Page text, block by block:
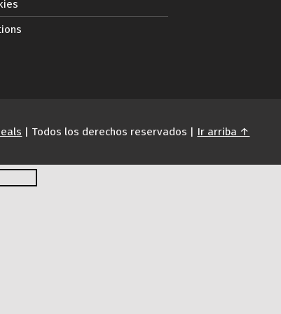
| Todos los derechos reservados | Ir arriba ↑